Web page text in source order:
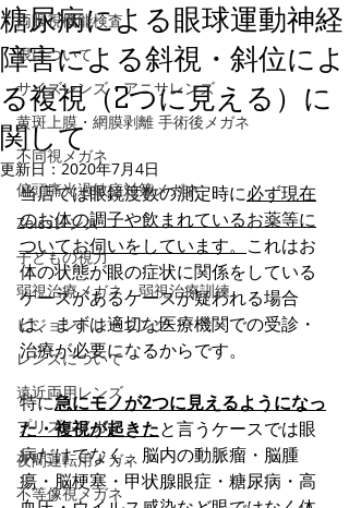
両眼視機能検査
眼について
サイズレンズ・アニサレンズ
黄斑上膜・網膜剥離 手術後メガネ
不同視メガネ
偏頭痛光過敏症対策メガネ
Zeissレンズ
子どもの視力
弱視治療メガネ・弱視治療訓練
ビジョントレーニング
レンズについて
遠近両用レンズ
プリズムメガネ
夜間運転用メガネ
不等像視メガネ
糖尿病による眼球運動神経
障害による斜視・斜位によ
る複視（2つに見える）に
関して
更新日：2020年7月4日
当店では眼鏡度数の測定時に必ず現在
のお体の調子や飲まれているお薬等に
ついてお伺いをしています。 これはお
体の状態が眼の症状に関係をしている
ケースがあるケースが疑われる場合
は、まずは適切な医療機関での受診・
治療が必要になるからです。
特に急にモノが2つに見えるようになっ
た・複視が起きたと言うケースでは眼
病だけでなく、脳内の動脈瘤・脳腫
瘍・脳梗塞・甲状腺眼症・糖尿病・高